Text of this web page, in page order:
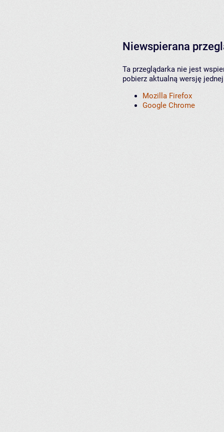
Niewspierana
Ta przeglądarka nie jest
pobierz aktualną wersję
Mozilla Firefox
Google Chrome